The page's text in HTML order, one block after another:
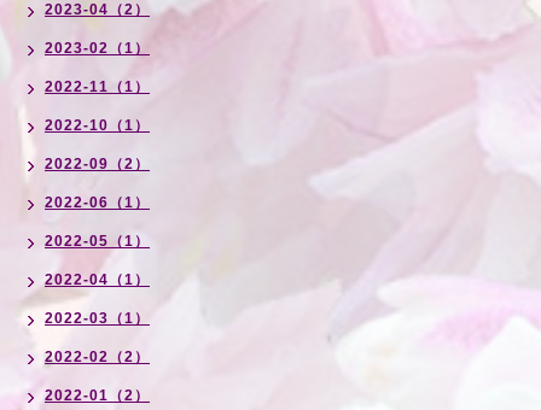
2023-04（2）
2023-02（1）
2022-11（1）
2022-10（1）
2022-09（2）
2022-06（1）
2022-05（1）
2022-04（1）
2022-03（1）
2022-02（2）
2022-01（2）